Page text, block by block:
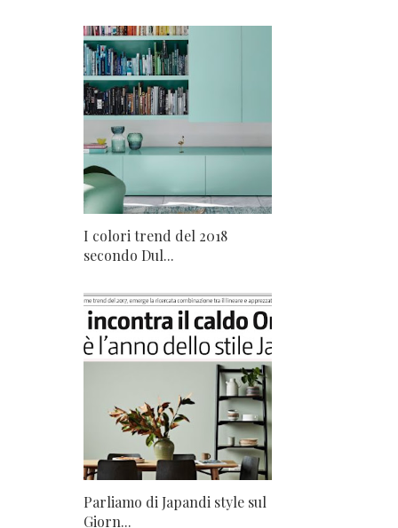
I colori trend del 2018
secondo Dul...
Parliamo di Japandi style sul
Giorn...